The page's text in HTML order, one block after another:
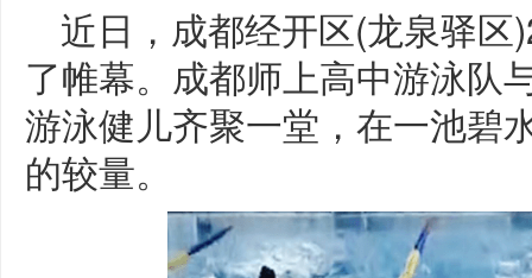
近日，成都经开区(龙泉驿
了帷幕。成都师上高中游泳队
游泳健儿齐聚一堂，在一池碧
的较量。